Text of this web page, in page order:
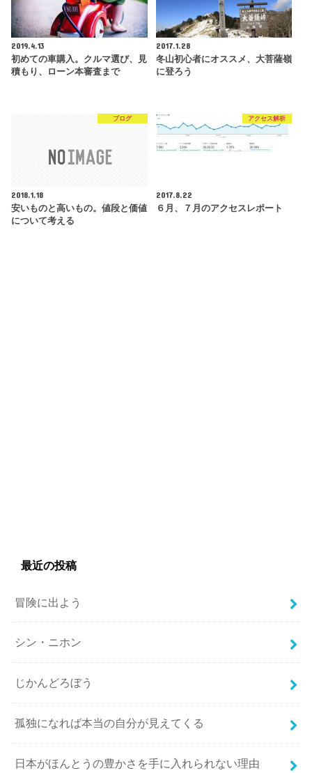
2019.4.13
初めての車購入。クルマ選び、見
積もり、ローン本審査まで
2017.1.28
冬山初心者にオススメ、大菩薩嶺
に登ろう
ブログ
2018.1.18
安いものと高いもの。値段と価値
について考える
アクセス解析
2017.8.22
６月、７月のアクセスレポート
最近の投稿
冒険に出よう
シン・ニホン
じかんどろぼう
孤独になれば本当の自分が見えてくる
日本がほんとうの豊かさを手に入れられない理由